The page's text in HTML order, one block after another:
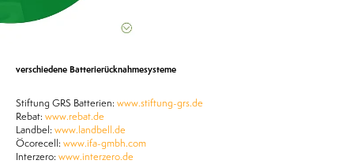
verschiedene Batterierücknahmesysteme
Stiftung GRS Batterien: www.stiftung-grs.de
Rebat: www.rebat.de
Landbel: www.landbell.de
Öcorecell: www.ifa-gmbh.com
Interzero: www.interzero.de